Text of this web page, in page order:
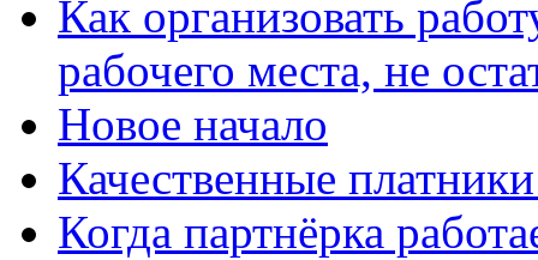
Как организовать
рабочего места, не
Новое начало
Качественные
Когда партнёрка